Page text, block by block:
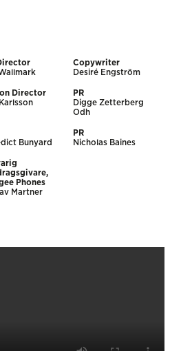
Copywriter
Desiré Engström
Director
PR
Digge Zetterberg
Odh
Bunyard
PR
Nicholas Baines
Phones
Martner